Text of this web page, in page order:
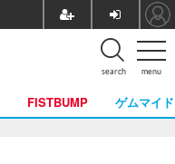
menu
search
FISTBUMP ゲムマイド